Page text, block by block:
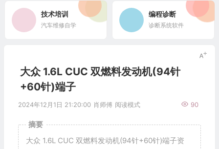
技术培训
汽车维修自学
编程诊断
诊断系统软件
大众 1.6L CUC 双燃料发动机(94针
+60针)端子
2024年12月1日 21:20:00 肖师傅 90
阅读模式
摘要
大众 1.6L CUC 双燃料发动机(94针+60针)端子资